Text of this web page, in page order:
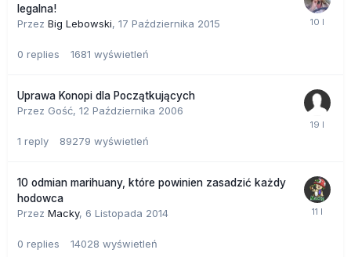
legalna!
Przez Big Lebowski, 17 Października 2015
0 replies 1681 wyświetleń
Uprawa Konopi dla Początkujących
Przez Gość, 12 Października 2006
1 reply 89279 wyświetleń
10 odmian marihuany, które powinien zasadzić każdy
hodowca
Przez Macky, 6 Listopada 2014
0 replies 14028 wyświetleń